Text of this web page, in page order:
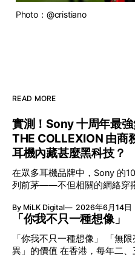
Photo：@cristiano
READ MORE
實測！Sony 十周年最
THE COLLEXION 由
耳機內藏甚麼黑科技？
在眾多耳機品牌中，Sony 的
列前茅——不但相關的網絡穿
VGP 金獎，也是 Amazon 折扣
By MiLK Digital 2026年6月14日
「你我不只一種想像」
「你我不只一種想像」 「無限亮」邀請觀眾重新思考「差
異」的價值 在香港，每年二、三月的春季，一個名字低調但